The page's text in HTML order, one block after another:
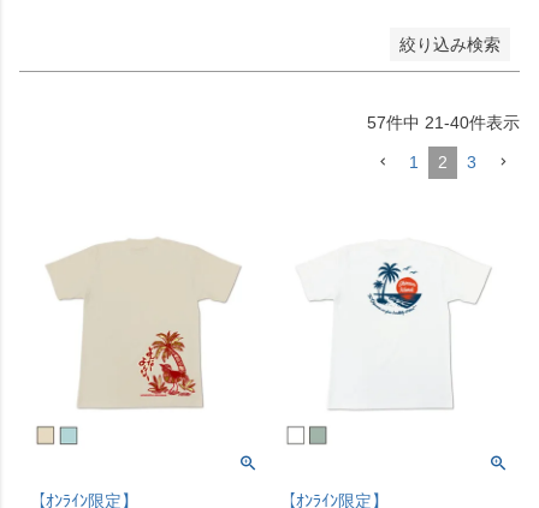
絞り込み検索
57件中 21-40件表示
1 2 3
【ｵﾝﾗｲﾝ限定】
【ｵﾝﾗｲﾝ限定】